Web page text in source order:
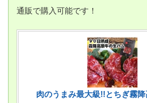
通販で購入可能です！
肉のうまみ最大級!!とちぎ霧